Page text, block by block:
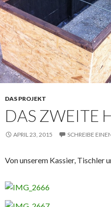
DAS PROJEKT
DAS ZWEITE
APRIL 23, 2015 SCHREIBE
Von unserem Kassier, Tischler